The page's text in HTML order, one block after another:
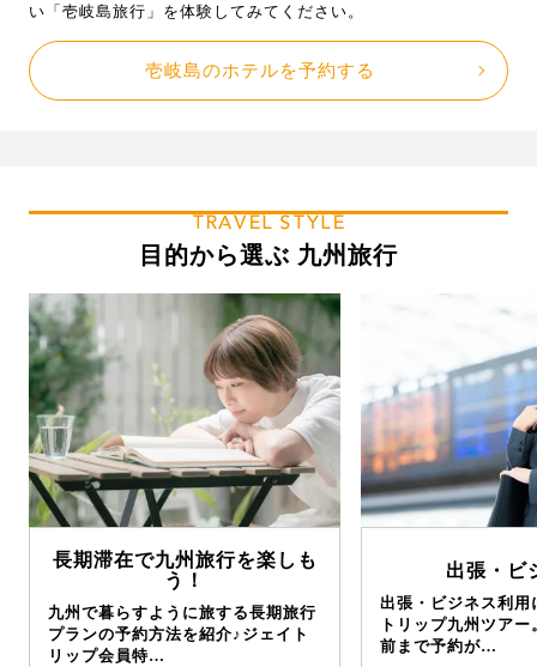
い「壱岐島旅行」を体験してみてください。
壱岐島のホテルを予約する
TRAVEL STYLE
目的から選ぶ 九州旅行
長期滞在で九州旅行を楽しも
う！
九州で暮らすように旅する長期旅行
プランの予約方法を紹介♪ジェイト
リップ会員特…
出張・ビ
出張・ビジネス利用
トリップ九州ツア
前まで予約が…